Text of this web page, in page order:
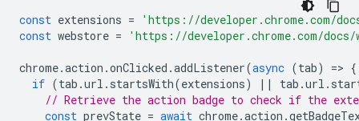
const extensions =
'https://developer.chrome.com/
const webstore = 'https://developer.chrome.com/docs/
chrome.action .onClicked .addListener(async (tab) => {
if (tab .url . startsWith(extensions) || tab .url .
// Retrieve the action badge to check if the
const prevState = await chrome.action .